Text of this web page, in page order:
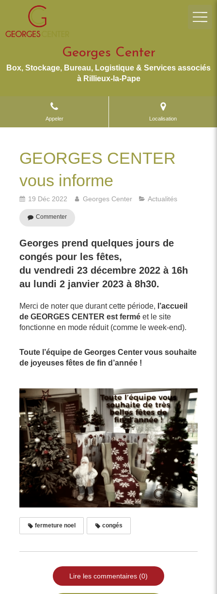
Georges Center
Box, Stockage, Bureau, Logistique & Services associés
à Rillieux-la-Pape
Appeler Localisation
GEORGES CENTER
vous informe
19 Déc 2022 Georges Center Actualités
Commenter
Georges prend quelques jours de
congés pour les fêtes,
du vendredi 23 décembre 2022 à 16h
au lundi 2 janvier 2023 à 8h30.
Merci de noter que durant cette période, l’accueil
de GEORGES CENTER est fermé et le site
fonctionne en mode réduit (comme le week-end).
Toute l’équipe de Georges Center vous souhaite
de joyeuses fêtes de fin d’année !
fermeture noel congés
Lire les commentaires (0)